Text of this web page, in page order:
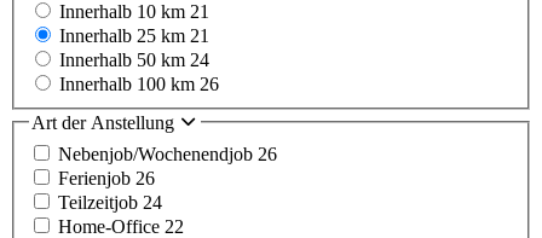
Innerhalb 10 km 21
Innerhalb 25 km 21
Innerhalb 50 km 24
Innerhalb 100 km 26
Art der Anstellung
Nebenjob/Wochenendjob 26
Ferienjob 26
Teilzeitjob 24
Home-Office 22